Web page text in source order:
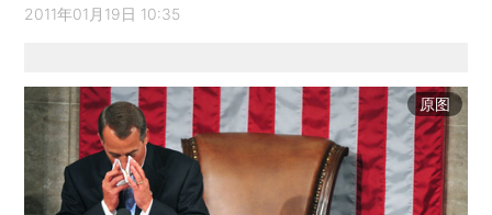
2011年01月19日 10:35
原图